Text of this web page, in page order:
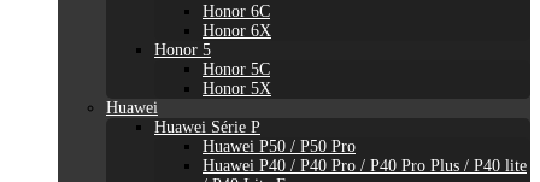
Honor 6C
Honor 6X
Honor 5
Honor 5C
Honor 5X
Huawei
Huawei Série P
Huawei P50 / P50 Pro
Huawei P40 / P40 Pro / P40 Pro Plus / P40 lite